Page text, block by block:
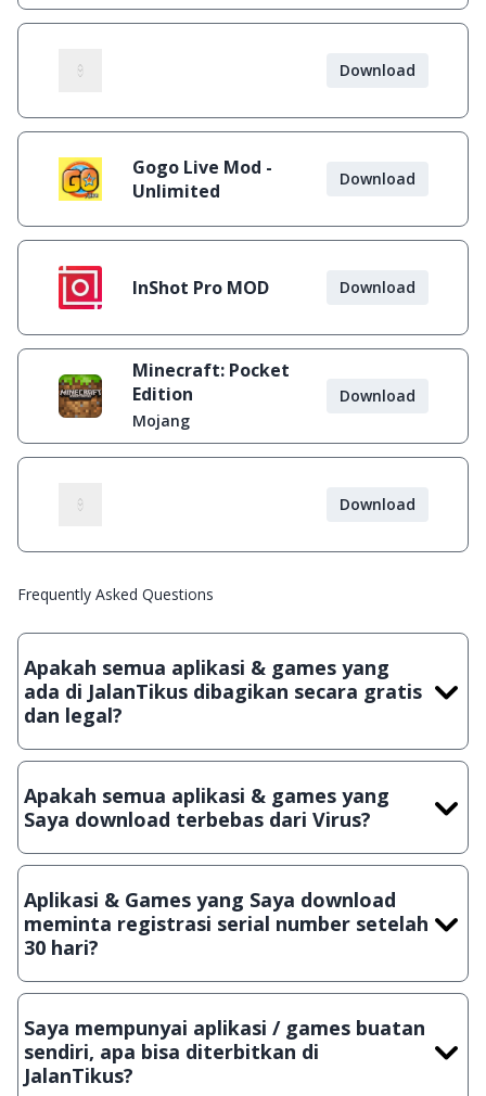
Download
Gogo Live Mod -
Unlimited
Download
InShot Pro MOD Download
Minecraft: Pocket
Edition
Mojang
Download
Download
Frequently Asked Questions
Apakah semua aplikasi & games yang
ada di JalanTikus dibagikan secara gratis
dan legal?
Ya, JalanTikus hanya membagikan aplikasi & games yang
crack, patch atau semacamnya.
Apakah semua aplikasi & games yang
Saya download terbebas dari Virus?
Ya, JalanTikus selalu melakukan scanning dengan 3 jenis
suatu aplikasi atau games, sehingga bisa dijamin 100%
terbebas dari virus.
Aplikasi & Games yang Saya download
meminta registrasi serial number setelah
30 hari?
Meskipun dibagikan secara gratis, namun ada beberapa
hanya bisa digunakan dalam jangka waktu tertentu dan jika
ingin lanjut menggunakannya kamu harus membeli lisensi
aslinya.
Saya mempunyai aplikasi / games buatan
sendiri, apa bisa diterbitkan di
JalanTikus?